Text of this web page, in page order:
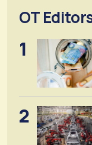
OT
1
2